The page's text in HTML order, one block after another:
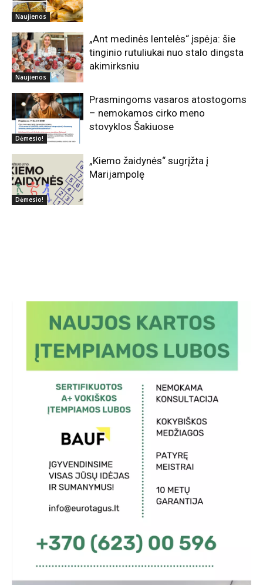
Naujienos
Naujienos
„Ant medinės lentelės“ įspėja: šie
tinginio rutuliukai nuo stalo dingsta
akimirksniu
Dėmesio!
Prasmingoms vasaros atostogoms
– nemokamos cirko meno
stovyklos Šakiuose
Dėmesio!
„Kiemo žaidynės“ sugrįžta į
Marijampolę